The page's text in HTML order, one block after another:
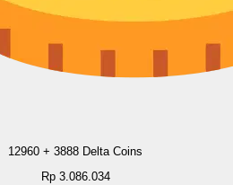
12960 + 3888 Delta Coins
Rp 3.086.034